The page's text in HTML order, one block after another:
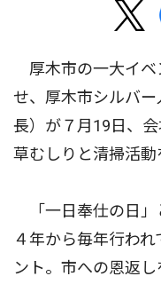
厚木市の一大イベ
せ、厚木市シルバ
長）が７月19日、
草むしりと清掃活動
「一日奉仕の日」
４年から毎年行わ
ント。市への恩返